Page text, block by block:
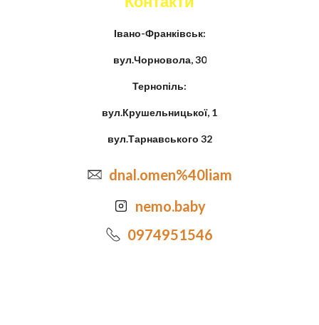
Івано-Франківськ:
вул.Чорновола, 30
Тернопіль:
вул.Крушельницької, 1
вул.Тарнавського 32
dnal.omen%40liam
nemo.baby
0974951546